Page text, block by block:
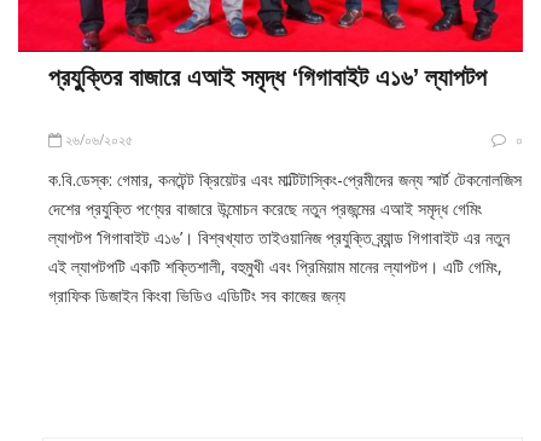
প্রযুুক্তির বাজারে এআই সমৃদ্ধ ‘গিগাবাইট এ১৬’ ল্যাপটপ
২৬/০৬/২০২৫ ০
ক.বি.ডেস্ক: গেমার, কনটেন্ট ক্রিয়েটর এবং মাল্টিটাস্কিং-প্রেমীদের জন্য স্মার্ট টেকনোলজিস
দেশের প্রযুক্তি পণ্যের বাজারে উন্মোচন করেছে নতুন প্রজন্মের এআই সমৃদ্ধ গেমিং
ল্যাপটপ ‘গিগাবাইট এ১৬’। বিশ্বখ্যাত তাইওয়ানিজ প্রযুক্তি ব্র্যান্ড গিগাবাইট এর নতুন
এই ল্যাপটপটি একটি শক্তিশালী, বহুমুখী এবং প্রিমিয়াম মানের ল্যাপটপ। এটি গেমিং,
গ্রাফিক ডিজাইন কিংবা ভিডিও এডিটিং সব কাজের জন্য